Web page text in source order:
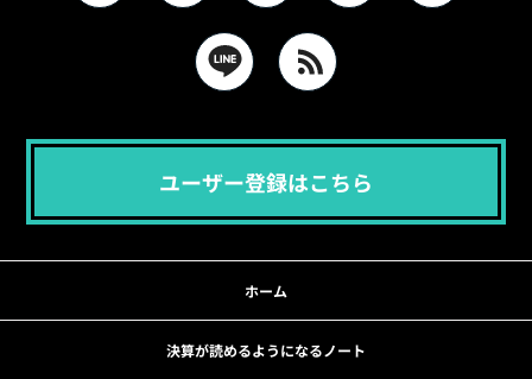
ユーザー登録はこちら
ホーム
決算が読めるようになるノート